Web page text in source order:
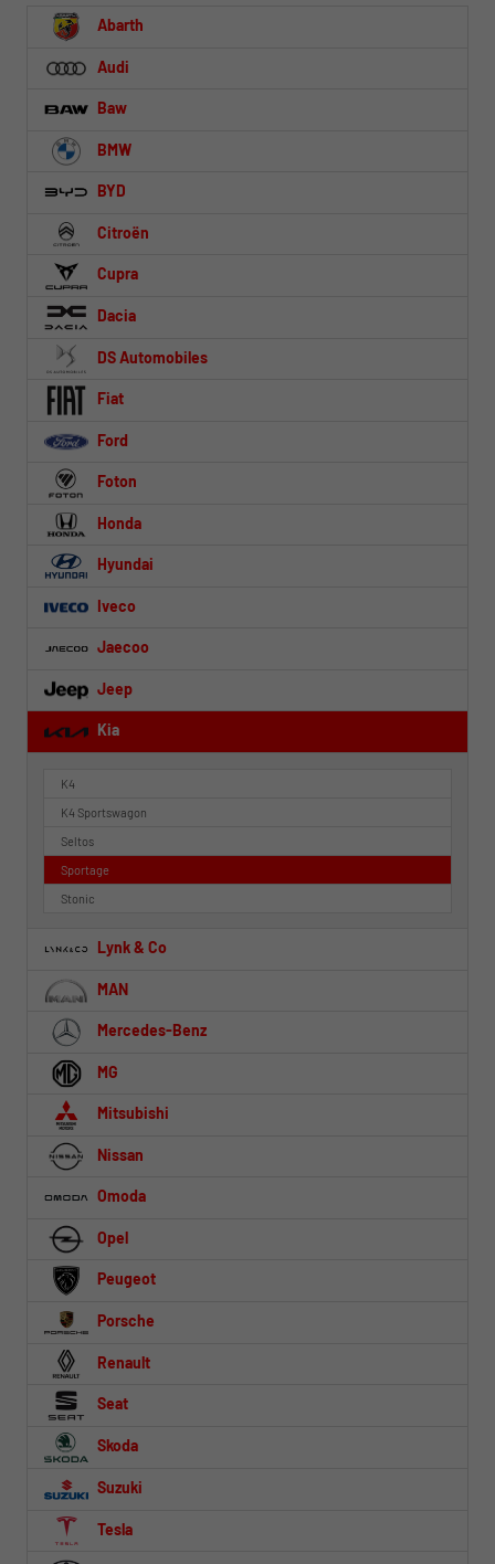
Abarth
Audi
Baw
BMW
BYD
Citroën
Cupra
Dacia
DS Automobiles
Fiat
Ford
Foton
Honda
Hyundai
Iveco
Jaecoo
Jeep
Kia
K4
K4 Sportswagon
Seltos
Sportage
Stonic
Lynk & Co
MAN
Mercedes-Benz
MG
Mitsubishi
Nissan
Omoda
Opel
Peugeot
Porsche
Renault
Seat
Skoda
Suzuki
Tesla